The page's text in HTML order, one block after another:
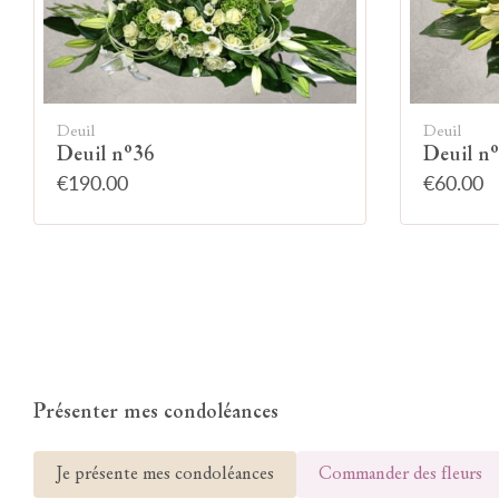
Deuil
Deuil n°36
€190.00
Deuil
Deuil
€60.00
Présenter mes condoléances
Je présente mes condoléances Commander des fleurs